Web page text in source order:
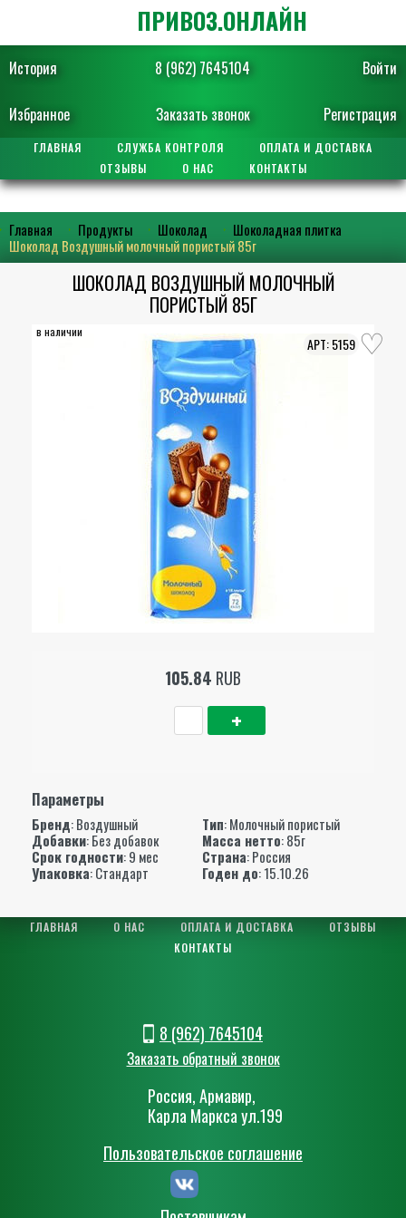
История 8 (962) 7645104 Войти
Избранное Заказать звонок Регистрация
ПРИВОЗ.ОНЛАЙН
ГЛАВНАЯ СЛУЖБА КОНТРОЛЯ
ОПЛАТА И ДОСТАВКА
ОТЗЫВЫ
О НАС КОНТАКТЫ
Главная Продукты Шоколад
Шоколадная плитка
Шоколад Воздушный молочный пористый 85г
ШОКОЛАД ВОЗДУШНЫЙ МОЛОЧНЫЙ
ПОРИСТЫЙ 85Г
в наличии
5159
105.84 RUB
Параметры
Бренд:Воздушный Тип: Молочный пористый
Добавки: Без добавок Масса нетто: 85г
Срок годности: 9 мес Страна: Россия
Упаковка: Стандарт Годен до: 15.10.26
ГЛАВНАЯ О НАС ОПЛАТА И ДОСТАВКА
ОТЗЫВЫ
КОНТАКТЫ
8 (962) 7645104
Заказать обратный звонок
Россия, Армавир,
Карла Маркса ул.199
Пользовательское соглашение